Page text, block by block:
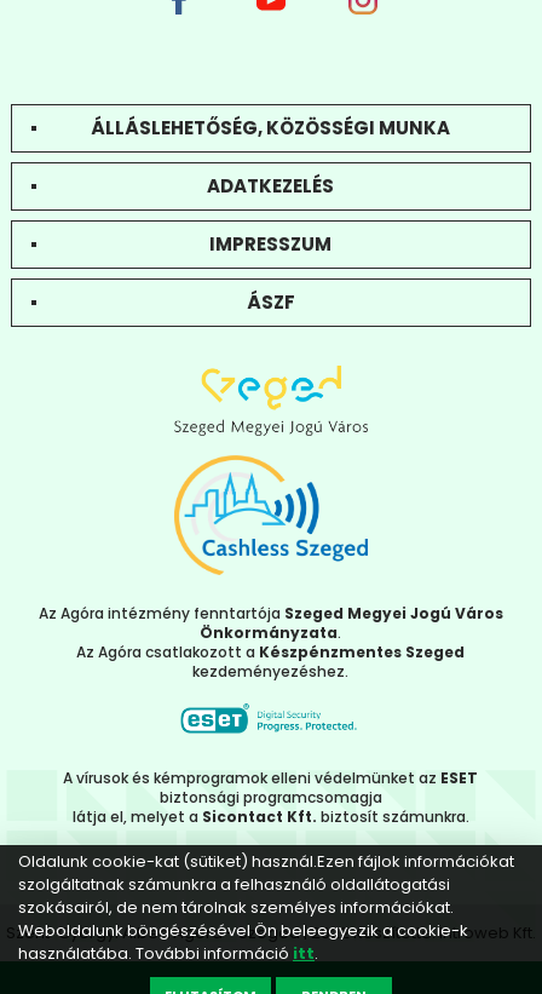
Oldalunk cookie-kat (sütiket) használ.Ezen fájlok információkat
szolgáltatnak számunkra a felhasználó oldallátogatási
szokásairól, de nem tárolnak személyes információkat.
Weboldalunk böngészésével Ön beleegyezik a cookie-k
használatába. További információ itt.
ÁLLÁSLEHETŐSÉG, KÖZÖSSÉGI MUNKA
ADATKEZELÉS
IMPRESSZUM
ÁSZF
Az Agóra intézmény fenntartója Szeged Megyei Jogú Város
Önkormányzata.
Az Agóra csatlakozott a Készpénzmentes Szeged
kezdeményezéshez.
A vírusok és kémprogramok elleni védelmünket az ESET
biztonsági programcsomagja
látja el, melyet a Sicontact Kft. biztosít számunkra.
Szent-Györgyi Albert Agóra - Szeged | 2022 Készítette:Introweb Kft.